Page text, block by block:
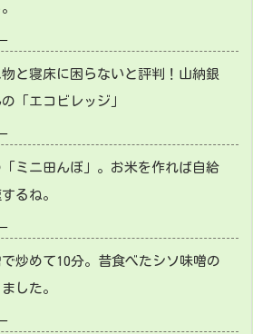
と寝床に困らないと評判！山納銀
「エコビレッジ」
ミニ田んぼ」。お米を作れば自給
るね。
炒めて10分。昔食べたシソ味噌の
した。